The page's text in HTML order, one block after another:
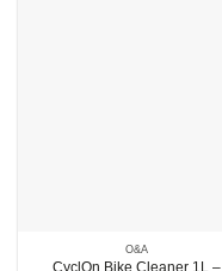
O&A
CyclOn Bike Cleaner 1L –